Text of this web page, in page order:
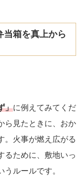
当箱を真上から
」に例えてみてくだ
ら見たときに、おか
。火事が燃え広がる
るために、敷地いっ
ルールです。